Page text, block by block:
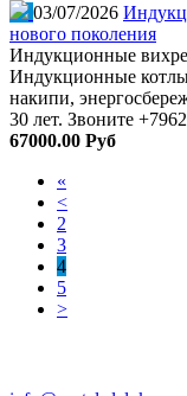
03/07/2026
нового поколения
Индукционные
Индукционные
накипи,
30 лет. Звоните
67000.00 Руб
«
<
2
3
4
5
>